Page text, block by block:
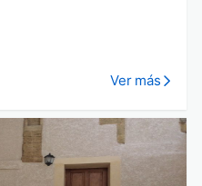
Ver más